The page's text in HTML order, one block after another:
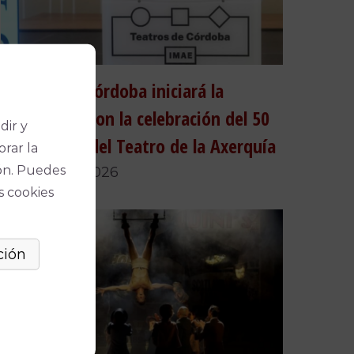
Teatros de Córdoba iniciará la
temporada con la celebración del 50
aniversario del Teatro de la Axerquía
24 de julio, 2026
y
la
Puedes
cookies